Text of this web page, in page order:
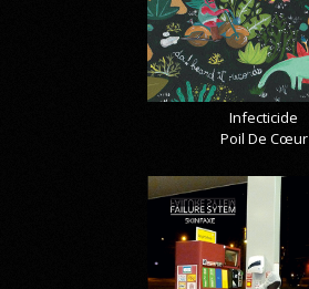
Infecticide
Poil De Cœur